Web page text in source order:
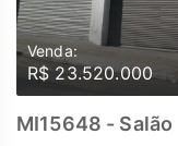
Venda:
R$ 23.520.000
MI15648 - Salão